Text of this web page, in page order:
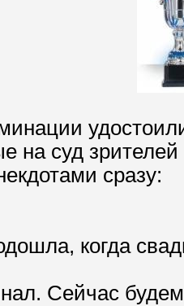
на суд зрителей
сразу:
когда
Сейчас